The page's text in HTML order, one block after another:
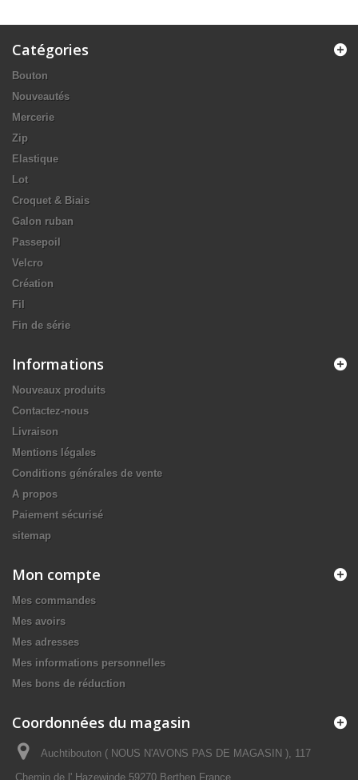
Catégories
Bouton
Nouveautés
Mercerie
Zip
Elastique
Lot
Croquet & Biais
Galon ruban
Passepoil
Velcro
Création
Fil
Fin de série
Informations
Nouveaux produits
Contactez-nous
Livraison
Mentions légales
Conditions générales de vente
A propos
Paiement sécurisé
sitemap
Mon compte
Mes commandes
Mes avoirs
Mes adresses
Mes informations personnelles
Mes bons de réduction
Coordonnées du magasin
Auchtibouton ( NOUS N'AVONS PAS DE MAGASIN ), 117
Chemin de l' Hazewinde 59270 Berthen France